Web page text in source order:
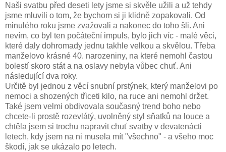
Naši svatbu před deseti lety jsme si skvěle užili a už tehdy
jsme mluvili o tom, že bychom si ji klidně zopakovali. Od
minulého roku jsme zvažovali a nakonec do toho šli. Ani
nevím, co byl ten počáteční impuls, bylo jich víc - malé věci,
které daly dohromady jednu takhle velkou a skvělou. Třeba
manželovo krásné 40. narozeniny, na které nemohl častou
bolestí skoro stát a na oslavy nebyla vůbec chuť. Ani
následující dva roky.
Určitě byl jednou z věcí snubní prstýnek, který manželovi po
nemoci a shozených třiceti kilo, na ruce ani nemohl držet.
Také jsem velmi obdivovala současný trend boho nebo
chcete-li prostě rozevlátý, uvolněný styl sňatků na louce a
chtěla jsem si trochu napravit chuť svatby v devatenácti
letech, kdy jsem na ni musela mít "všechno" - a všeho moc
škodí, jak se ukázalo po letech.